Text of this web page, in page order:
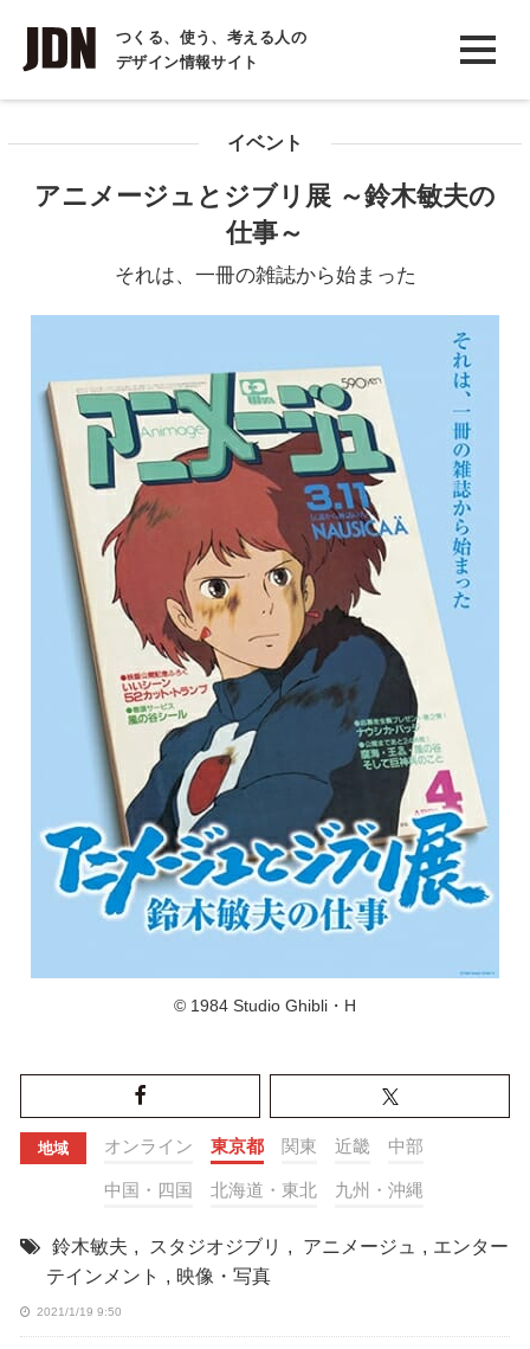
つくる、使う、考える人の
デザイン情報サイト
INTERVIEW
インタビュー
イベント
アニメージュとジブリ展 ～鈴木敏夫の
仕事～
それは、一冊の雑誌から始まった
© 1984 Studio Ghibli・H
地域 オンライン 東京都 関東 近畿 中部
中国・四国 北海道・東北 九州・沖縄
鈴木敏夫 , スタジオジブリ , アニメージュ , エンター
テインメント , 映像・写真
2021/1/19 9:50